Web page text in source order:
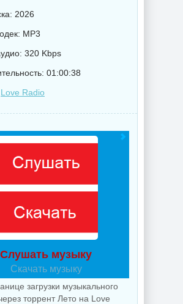
2026
MP3
320 Kbps
01:00:38
Love Radio
Слушать музыку
Скачать музыку
загрузки музыкального
торрент Лето на Love